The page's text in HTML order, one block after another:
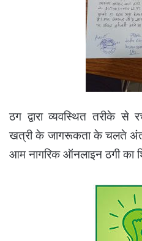
ठग द्वारा व्यवस्थित तरीके से
खत्री के जागरूकता के चलते
आम नागरिक ऑनलाइन ठगी का